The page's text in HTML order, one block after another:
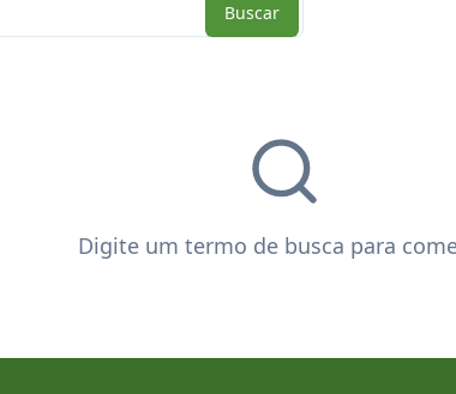
Buscar
Digite um termo de busca para